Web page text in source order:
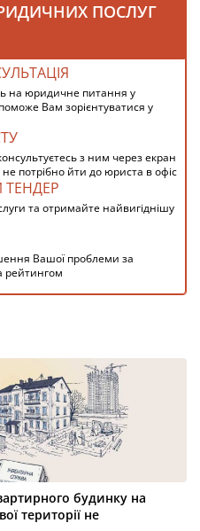
ПОСЛУГ
на юридичне питання у
Вам зорієнтуватися у
з ним через екран
потрібно йти до юриста в офіс
ТЕНДЕР
та отримайте найвигіднішу
Вашої проблеми за
рейтингом
будинку на
території не